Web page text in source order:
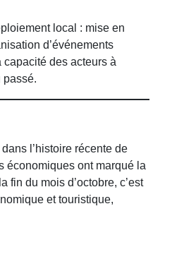
local : mise en
d’événements
des acteurs à
passé.
l’histoire récente de
économiques ont marqué la
fin du mois d’octobre, c’est
et touristique,